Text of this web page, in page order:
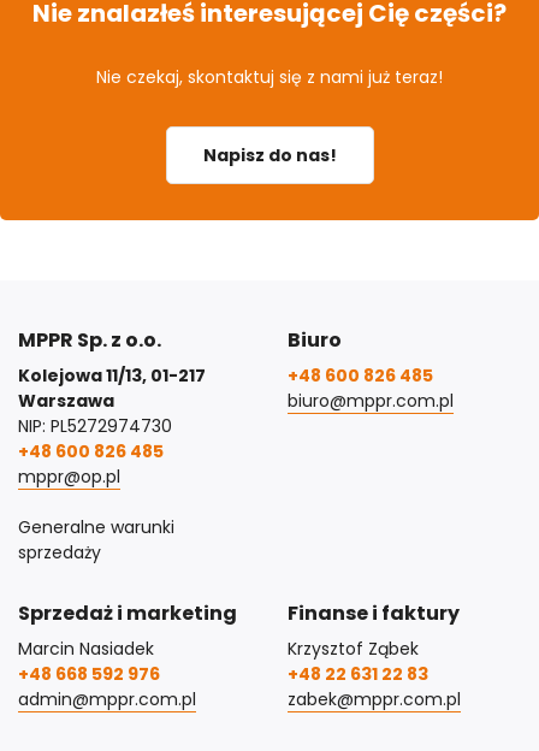
Nie znalazłeś interesującej Cię części?
Nie czekaj, skontaktuj się z nami już teraz!
Napisz do nas!
MPPR Sp. z o.o.
Kolejowa 11/13, 01-217
Warszawa
NIP: PL5272974730
+48 600 826 485
mppr@op.pl
Generalne warunki
sprzedaży
Biuro
+48 600 826 485
biuro@mppr.com.pl
Sprzedaż i marketing
Marcin Nasiadek
+48 668 592 976
admin@mppr.com.pl
Finanse i faktury
Krzysztof Ząbek
+48 22 631 22 83
zabek@mppr.com.pl